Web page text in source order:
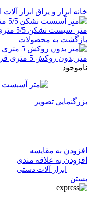
خانه ابزار و یراق ابزار آلات
متر آسیست نشکن 5/5 متری
بازگشت به محصولات
متر بدون روکش 5 متری قرمز 313
ناموجود
بزرگنمایی تصویر
افزودن به مقایسه
افزودن به علاقه مندی
ابزار آلات دستی
بستن